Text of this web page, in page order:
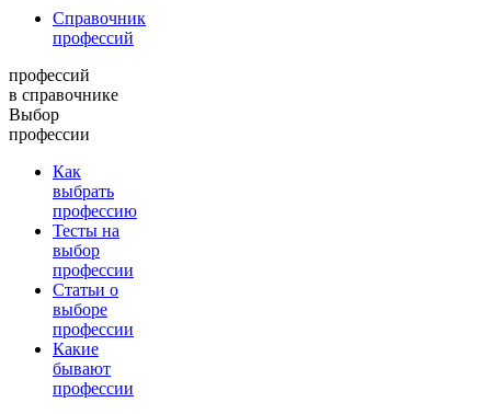
Справочник
профессий
профессий
в справочнике
Выбор
профессии
Как
выбрать
профессию
Тесты на
выбор
профессии
Статьи о
выборе
профессии
Какие
бывают
профессии